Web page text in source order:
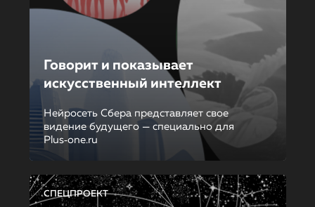
Говорит и показывает
искусственный интеллект
Нейросеть Сбера представляет свое
видение будущего — специально для
Plus‑one.ru
СПЕЦПРОЕКТ